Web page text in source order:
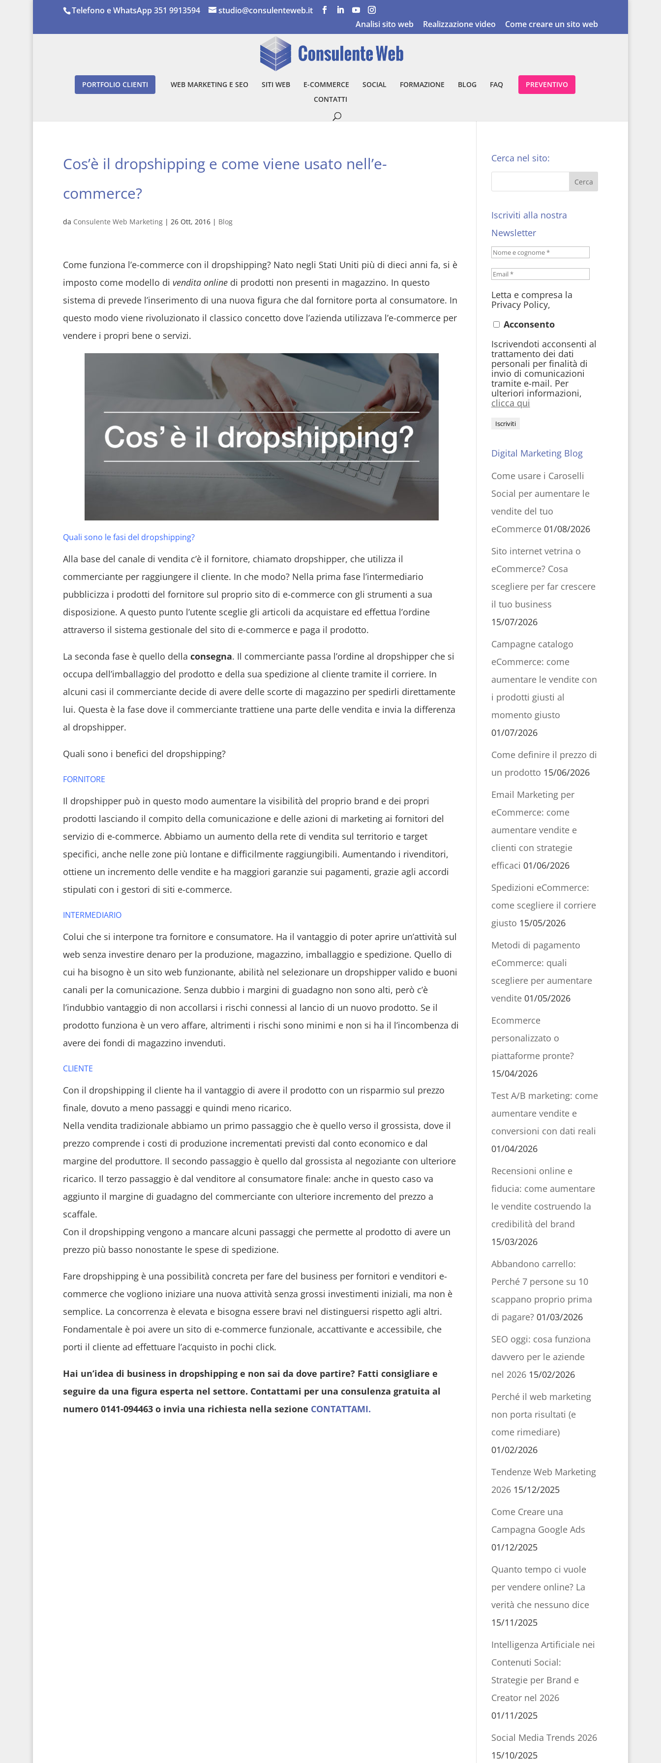
Telefono e WhatsApp 351 9913594
studio@consulenteweb.it
Analisi sito web
Realizzazione video Come creare un sito web
PORTFOLIO CLIENTI WEB MARKETING E SEO SITI WEB E-COMMERCE SOCIAL FORMAZIONE BLOG FAQ
PREVENTIVO
CONTATTI
Cos’è il dropshipping e come viene usato nell’e-
commerce?
da Consulente Web Marketing| 26 Ott, 2016| Blog
Come funziona l’e-commerce con il dropshipping? Nato negli Stati Uniti più di dieci anni fa, si è
imposto come modello di vendita onlinedi prodotti non presenti in magazzino. In questo
sistema di prevede l’inserimento di una nuova figura che dal fornitore porta al consumatore. In
questo modo viene rivoluzionato il classico concetto dove l’azienda utilizzava l’e-commerce per
vendere i propri bene o servizi.
Quali sono le fasi del dropshipping?
Alla base del canale di vendita c’è il fornitore, chiamato dropshipper, che utilizza il
commerciante per raggiungere il cliente. In che modo? Nella prima fase l’intermediario
pubblicizza i prodotti del fornitore sul proprio sito di e-commerce con gli strumenti a sua
disposizione. A questo punto l’utente sceglie gli articoli da acquistare ed effettua l’ordine
attraverso il sistema gestionale del sito di e-commerce e paga il prodotto.
La seconda fase è quello della consegna. Il commerciante passa l’ordine al dropshipper che si
occupa dell’imballaggio del prodotto e della sua spedizione al cliente tramite il corriere. In
alcuni casi il commerciante decide di avere delle scorte di magazzino per spedirli direttamente
lui. Questa è la fase dove il commerciante trattiene una parte delle vendita e invia la differenza
al dropshipper.
Quali sono i benefici del dropshipping?
FORNITORE
Il dropshipper può in questo modo aumentare la visibilità del proprio brand e dei propri
prodotti lasciando il compito della comunicazione e delle azioni di marketing ai fornitori del
servizio di e-commerce. Abbiamo un aumento della rete di vendita sul territorio e target
specifici, anche nelle zone più lontane e difficilmente raggiungibili. Aumentando i rivenditori,
ottiene un incremento delle vendite e ha maggiori garanzie sui pagamenti, grazie agli accordi
stipulati con i gestori di siti e-commerce.
INTERMEDIARIO
Colui che si interpone tra fornitore e consumatore. Ha il vantaggio di poter aprire un’attività sul
web senza investire denaro per la produzione, magazzino, imballaggio e spedizione. Quello di
cui ha bisogno è un sito web funzionante, abilità nel selezionare un dropshipper valido e buoni
canali per la comunicazione. Senza dubbio i margini di guadagno non sono alti, però c’è
l’indubbio vantaggio di non accollarsi i rischi connessi al lancio di un nuovo prodotto. Se il
prodotto funziona è un vero affare, altrimenti i rischi sono minimi e non si ha il l’incombenza di
avere dei fondi di magazzino invenduti.
CLIENTE
Con il dropshipping il cliente ha il vantaggio di avere il prodotto con un risparmio sul prezzo
finale, dovuto a meno passaggi e quindi meno ricarico.
Nella vendita tradizionale abbiamo un primo passaggio che è quello verso il grossista, dove il
prezzo comprende i costi di produzione incrementati previsti dal conto economico e dal
margine del produttore. Il secondo passaggio è quello dal grossista al negoziante con ulteriore
ricarico. Il terzo passaggio è dal venditore al consumatore finale: anche in questo caso va
aggiunto il margine di guadagno del commerciante con ulteriore incremento del prezzo a
scaffale.
Con il dropshipping vengono a mancare alcuni passaggi che permette al prodotto di avere un
prezzo più basso nonostante le spese di spedizione.
Fare dropshipping è una possibilità concreta per fare del business per fornitori e venditori e-
commerce che vogliono iniziare una nuova attività senza grossi investimenti iniziali, ma non è
semplice. La concorrenza è elevata e bisogna essere bravi nel distinguersi rispetto agli altri.
Fondamentale è poi avere un sito di e-commerce funzionale, accattivante e accessibile, che
porti il cliente ad effettuare l’acquisto in pochi click.
Hai un’idea di business in dropshipping e non sai da dove partire? Fatti consigliare e
seguire da una figura esperta nel settore. Contattami per una consulenza gratuita al
numero 0141-094463 o invia una richiesta nella sezione CONTATTAMI.
Cerca nel sito:
Iscriviti alla nostra
Newsletter
Letta e compresa la
Privacy Policy,
Acconsento
Iscrivendoti acconsenti al
trattamento dei dati
personali per finalità di
invio di comunicazioni
tramite e-mail. Per
ulteriori informazioni,
clicca qui
Digital Marketing Blog
Come usare i Caroselli
Social per aumentare le
vendite del tuo
eCommerce 01/08/2026
Sito internet vetrina o
eCommerce? Cosa
scegliere per far crescere
il tuo business
15/07/2026
Campagne catalogo
eCommerce: come
aumentare le vendite con
i prodotti giusti al
momento giusto
01/07/2026
Come definire il prezzo di
un prodotto 15/06/2026
Email Marketing per
eCommerce: come
aumentare vendite e
clienti con strategie
efficaci 01/06/2026
Spedizioni eCommerce:
come scegliere il corriere
giusto 15/05/2026
Metodi di pagamento
eCommerce: quali
scegliere per aumentare
vendite 01/05/2026
Ecommerce
personalizzato o
piattaforme pronte?
15/04/2026
Test A/B marketing: come
aumentare vendite e
conversioni con dati reali
01/04/2026
Recensioni online e
fiducia: come aumentare
le vendite costruendo la
credibilità del brand
15/03/2026
Abbandono carrello:
Perché 7 persone su 10
scappano proprio prima
di pagare? 01/03/2026
SEO oggi: cosa funziona
davvero per le aziende
nel 2026 15/02/2026
Perché il web marketing
non porta risultati (e
come rimediare)
01/02/2026
Tendenze Web Marketing
2026 15/12/2025
Come Creare una
Campagna Google Ads
01/12/2025
Quanto tempo ci vuole
per vendere online? La
verità che nessuno dice
15/11/2025
Intelligenza Artificiale nei
Contenuti Social:
Strategie per Brand e
Creator nel 2026
01/11/2025
Social Media Trends 2026
15/10/2025